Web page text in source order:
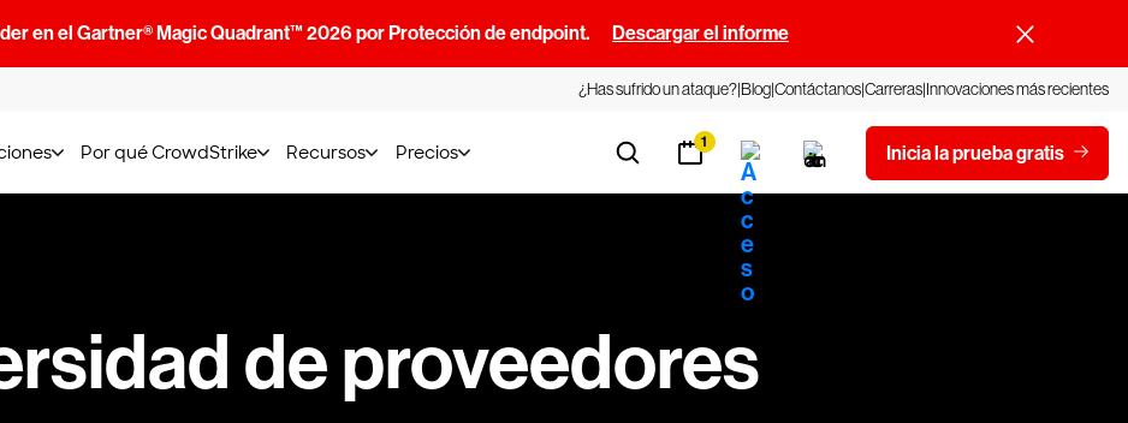
en el Gartner® Magic Quadrant™ 2026 por Protección de endpoint. Descargar el informe
¿Has sufrido un ataque?BlogContáctanosCarreras Innovaciones más recientes
Por qué CrowdStrike Recursos Precios 1 Inicia la prueba gratis
de proveedores